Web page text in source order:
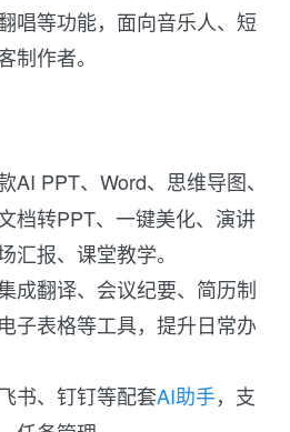
唱等功能，面向音乐人、短
制作者。
AI PPT、Word、思维导图、
档转PPT、一键美化、演讲
汇报、课堂教学。
成翻译、会议纪要、简历制
子表格等工具，提升日常办
书、钉钉等配套AI助手，支